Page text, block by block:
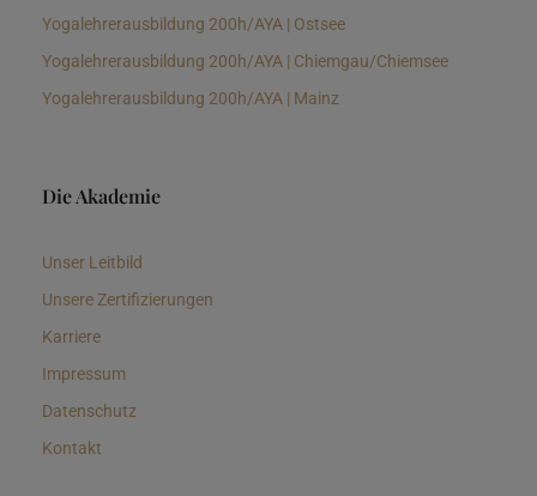
Yogalehrerausbildung 200h/AYA | Ostsee
Yogalehrerausbildung 200h/AYA | Chiemgau/Chiemsee
Yogalehrerausbildung 200h/AYA | Mainz
Die Akademie
Unser Leitbild
Unsere Zertifizierungen
Karriere
Impressum
Datenschutz
Kontakt